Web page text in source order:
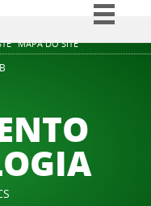
MAPA DO SITE
Simplifique!
à informação
Legislação
Canais